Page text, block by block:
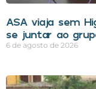
ASA viaja sem
se juntar ao
6 de agosto de 2026